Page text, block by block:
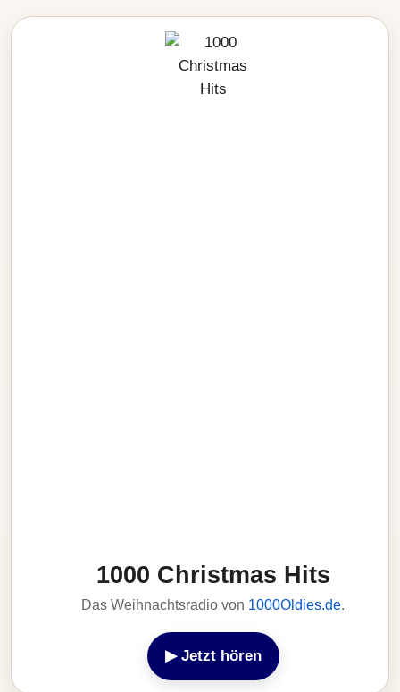
1000 Christmas Hits
Das Weihnachtsradio von 1000Oldies.de.
▶ Jetzt hören